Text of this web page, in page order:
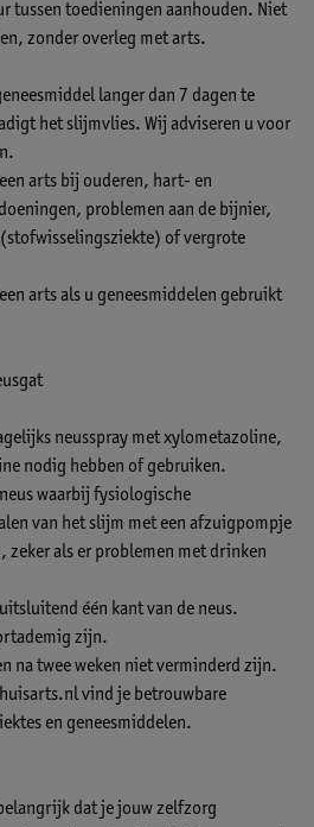
tussen toedieningen aanhouden. Niet
zonder overleg met arts.
langer dan 7 dagen te
het slijmvlies. Wij adviseren u voor
arts bij ouderen, hart- en
problemen aan de bijnier,
of vergrote
arts als u geneesmiddelen gebruikt
neusspray met xylometazoline,
nodig hebben of gebruiken.
waarbij fysiologische
van het slijm met een afzuigpompje
zeker als er problemen met drinken
één kant van de neus.
zijn.
na twee weken niet verminderd zijn.
vind je betrouwbare
en geneesmiddelen.
dat je jouw zelfzorg